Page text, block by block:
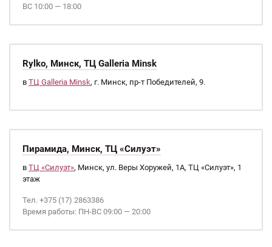
ВС 10:00 — 18:00
Rylko, Минск, ТЦ Galleria Minsk
в ТЦ Galleria Minsk, г. Минск, пр-т Победителей, 9.
Пирамида, Минск, ТЦ «Силуэт»
в ТЦ «Силуэт», Минск, ул. Веры Хоружей, 1А, ТЦ «Силуэт», 1
этаж
Тел. +375 (17) 2863386
Время работы: ПН-ВС 09:00 — 20:00